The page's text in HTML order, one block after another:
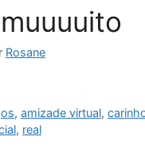
Rosane
,amizade virtual,
, real